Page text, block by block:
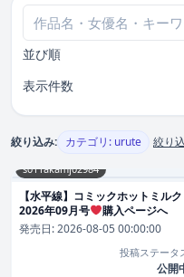
並び順
表示件数
絞り込み: カテゴリ: urute 絞り
s011akamj02984
【水平線】コミックホットミルク
2026年09月号
購入ページへ
発売日:2026-08-05 00:00:00
投稿ステータ
公開